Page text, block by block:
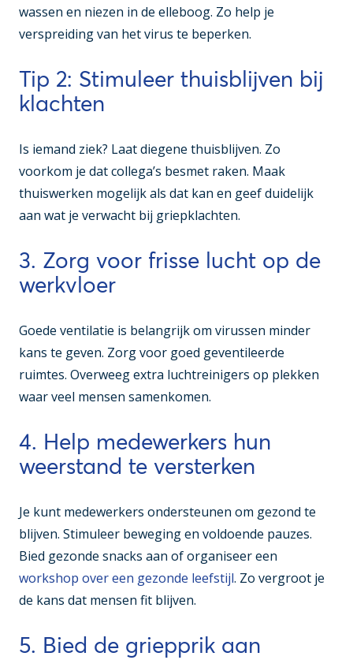
wassen en niezen in de elleboog. Zo help je
verspreiding van het virus te beperken.
Tip 2: Stimuleer thuisblijven bij
klachten
Is iemand ziek? Laat diegene thuisblijven. Zo
voorkom je dat collega’s besmet raken. Maak
thuiswerken mogelijk als dat kan en geef duidelijk
aan wat je verwacht bij griepklachten.
3. Zorg voor frisse lucht op de
werkvloer
Goede ventilatie is belangrijk om virussen minder
kans te geven. Zorg voor goed geventileerde
ruimtes. Overweeg extra luchtreinigers op plekken
waar veel mensen samenkomen.
4. Help medewerkers hun
weerstand te versterken
Je kunt medewerkers ondersteunen om gezond te
blijven. Stimuleer beweging en voldoende pauzes.
Bied gezonde snacks aan of organiseer een
workshop over een gezonde leefstijl. Zo vergroot je
de kans dat mensen fit blijven.
5. Bied de griepprik aan